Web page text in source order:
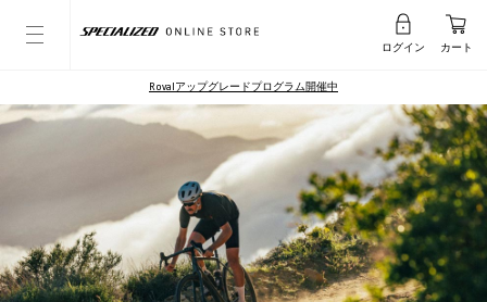
ログイン カート
Rovalアップグレードプログラム開催中